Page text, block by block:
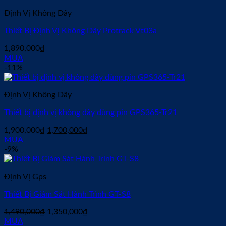
Định Vị Không Dây
Thiết Bị Định Vị Không Dây Protrack Vt03a
1,890,000₫
MUA
-11%
Định Vị Không Dây
Thiết bị định vị không dây dùng pin GPS365-Tr21
1,900,000₫ Giá
1,900,000₫.
1,700,000₫
là:
MUA
-9%
Định Vị Gps
Thiết Bị Giám Sát Hành Trình GT-S8
1,490,000₫ Giá
1,350,000₫
MUA